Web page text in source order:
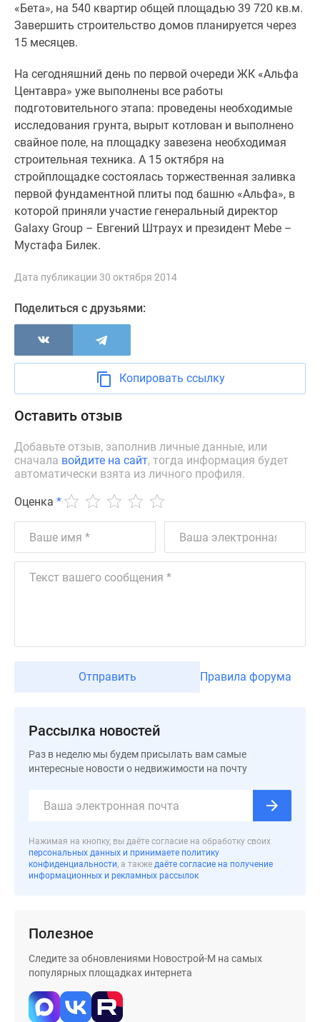
Реклама
сайте
Дзен
Машино-
места
Апартаменты
#траншевая
ипотека
#рассрочка
ИТ-
ипотека
Квартиры
41%
Видео
новостроек
Поиск
Москве
реновации
Москве
Новостройки
премиум-
класса
Коттеджные
Готовые
коттеджные
поселки
поселки
Коттеджные
поселки
«Бета», на 540 квартир общей площадью 39 720 кв.м.
Завершить строительство домов планируется через
15 месяцев.
На сегодняшний день по первой очереди ЖК «Альфа
Центавра» уже выполнены все работы
подготовительного этапа: проведены необходимые
исследования грунта, вырыт котлован и выполнено
свайное поле, на площадку завезена необходимая
строительная техника. А 15 октября на
стройплощадке состоялась торжественная заливка
первой фундаментной плиты под башню «Альфа», в
которой приняли участие генеральный директор
Galaxy Group – Евгений Штраух и президент Mebe –
Мустафа Билек.
Дата публикации 30 октября 2014
Поделиться с друзьями:
Копировать ссылку
Оставить отзыв
Добавьте отзыв, заполнив личные данные, или
сначала войдите на сайт, тогда информация будет
автоматически взята из личного профиля.
Оценка *
Отправить Правила форума
Рассылка новостей
Раз в неделю мы будем присылать вам самые
интересные новости о недвижимости на почту
Нажимая на кнопку, вы даёте согласие на обработку своих
персональных данных и принимаете политику
конфиденциальности, а также даёте согласие на получение
информационных и рекламных рассылок
Полезное
Следите за обновлениями Новострой-М на самых
популярных площадках интернета